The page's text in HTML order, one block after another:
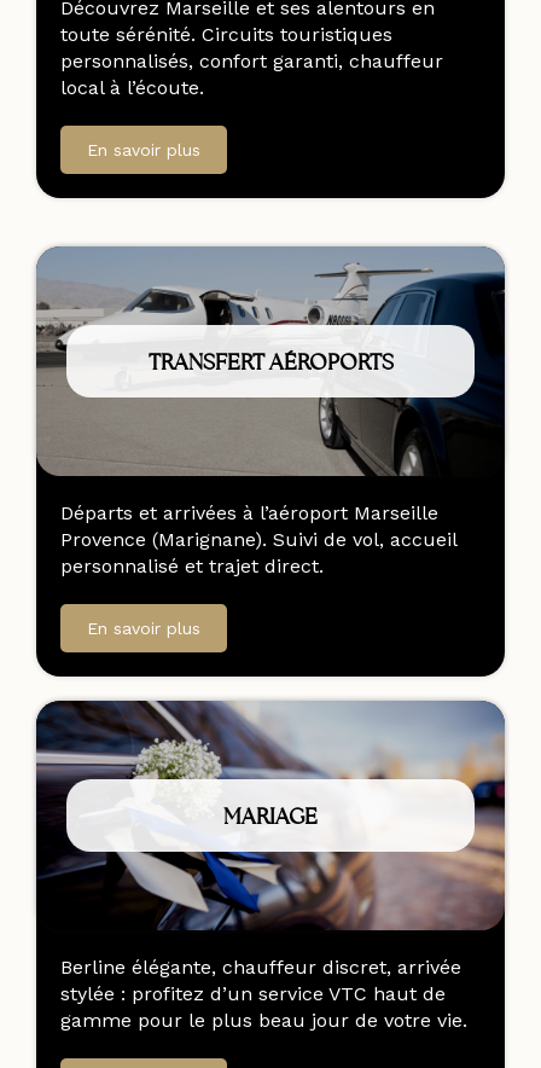
Découvrez Marseille et ses alentours en
toute sérénité. Circuits touristiques
personnalisés, confort garanti, chauffeur
local à l’écoute.
En savoir plus
TRANSFERT AÉROPORTS
Départs et arrivées à l’aéroport Marseille
Provence (Marignane). Suivi de vol, accueil
personnalisé et trajet direct.
En savoir plus
MARIAGE
Berline élégante, chauffeur discret, arrivée
stylée : profitez d’un service VTC haut de
gamme pour le plus beau jour de votre vie.